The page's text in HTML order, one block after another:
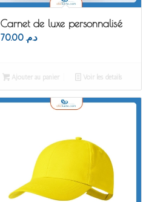
Carnet de luxe personnalisé
د.م. 70.00
Ajouter au panier Voir les détails